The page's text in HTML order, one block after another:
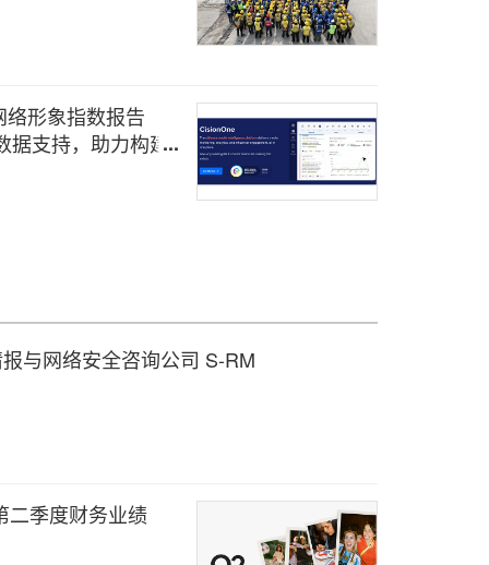
形象指数报告
据支持，助力构建
与网络安全咨询公司 S-RM
二季度财务业绩